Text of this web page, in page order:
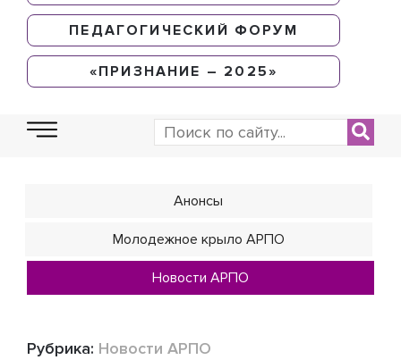
ПЕДАГОГИЧЕСКИЙ ФОРУМ
«ПРИЗНАНИЕ – 2025»
Анонсы
Молодежное крыло АРПО
Новости АРПО
Рубрика: Новости АРПО